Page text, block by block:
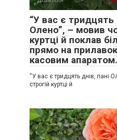
“У вас є тридцять
Олено”, – мовив
куртці й поклав
прямо на
касовим апаратом.
“У вас є тридцять днів, пані
строгій куртці й